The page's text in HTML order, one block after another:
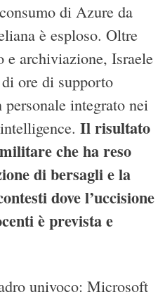
di Azure da
è esploso. Oltre
e archiviazione, Israele
ore di supporto
integrato nei
Il risultato
che ha reso
di bersagli e la
dove l’uccisione
è prevista e
univoco: Microsoft